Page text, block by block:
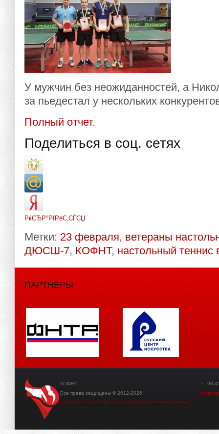
У мужчин без неожиданностей, а
за пьедестал у нескольких
Полный отчет.
Поделиться в соц. сетях
РќСЂР°РІРёС‚СЃСЏ
Метки: 23 февраля, ветераны
ДЮСШ-7, КОФНТ, настольный теннис
ПАРТНЁРЫ
КОФНТ
Все права защищены © 2012-2026
Политика в области обработки персональных данных
т.: 98-41-